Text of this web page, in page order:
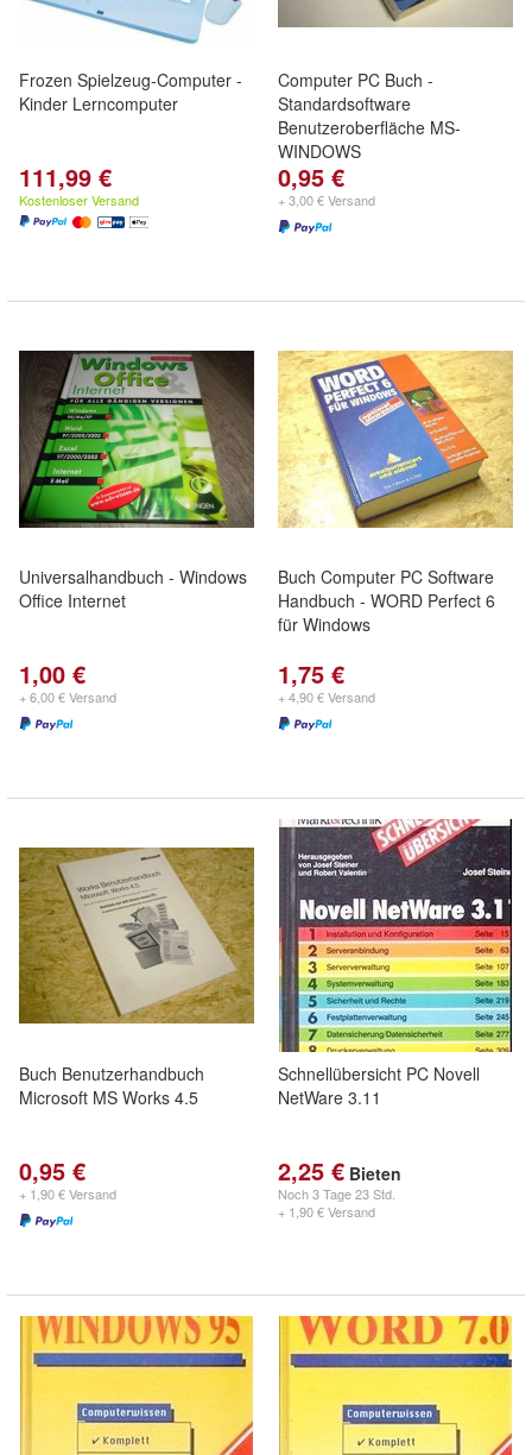
Frozen Spielzeug-Computer -
Kinder Lerncomputer
111,99 €
Kostenloser Versand
Computer PC Buch -
Standardsoftware
Benutzeroberfläche MS-
WINDOWS
0,95 €
+ 3,00 € Versand
Universalhandbuch - Windows
Office Internet
1,00 €
+ 6,00 € Versand
Buch Computer PC Software
Handbuch - WORD Perfect 6
für Windows
1,75 €
+ 4,90 € Versand
Buch Benutzerhandbuch
Microsoft MS Works 4.5
0,95 €
+ 1,90 € Versand
Schnellübersicht PC Novell
NetWare 3.11
2,25 € Bieten
Noch3 Tage 23 Std.
+ 1,90 € Versand